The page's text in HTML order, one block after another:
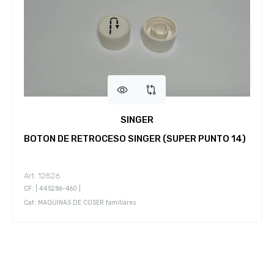
SINGER
BOTON DE RETROCESO SINGER (SUPER PUNTO 14)
Art. 12826
CF: | 445286-460 |
Cat: MAQUINAS DE COSER familiares